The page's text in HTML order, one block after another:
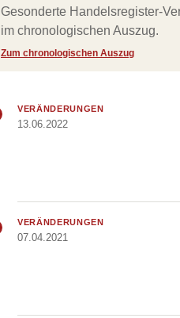
Gesonderte Handelsregister-
im chronologischen Auszug.
Zum chronologischen Auszug
VERÄNDERUNGEN
13.06.2022
VERÄNDERUNGEN
07.04.2021